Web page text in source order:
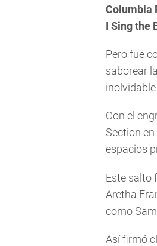
Columbia
I Sing the
Pero fue
saborear
Con el
Section
espacios
Este salto
Aretha
como
Así firmó